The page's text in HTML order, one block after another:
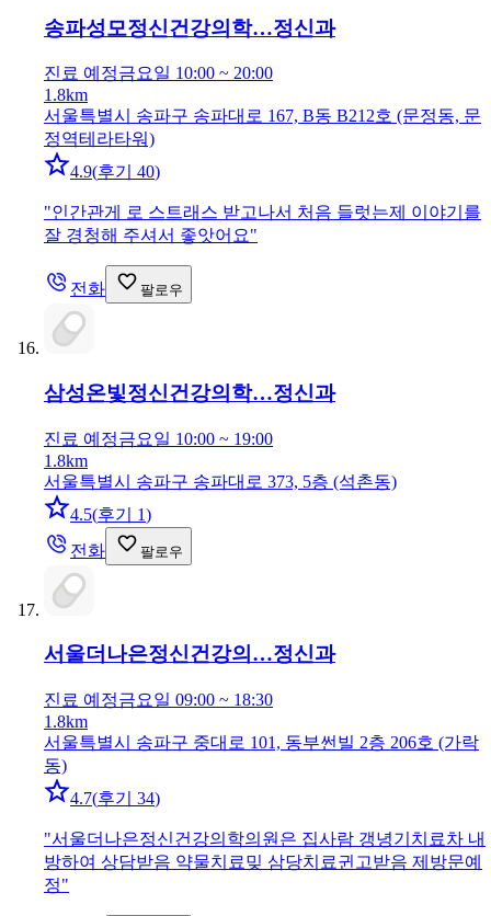
송파성모정신건강의학…정신과
진료 예정금요일 10:00 ~ 20:00
1.8km
서울특별시 송파구 송파대로 167, B동 B212호 (문정동, 문
정역테라타워)
4.9(후기 40)
"인간관게 로 스트래스 받고나서 처음 들럿는제 이야기를
잘 경청해 주셔서 좋앗어요"
전화 팔로우
삼성온빛정신건강의학…정신과
진료 예정금요일 10:00 ~ 19:00
1.8km
서울특별시 송파구 송파대로 373, 5층 (석촌동)
4.5(후기 1)
전화
팔로우
서울더나은정신건강의…정신과
진료 예정금요일 09:00 ~ 18:30
1.8km
서울특별시 송파구 중대로 101, 동부썬빌 2층 206호 (가락
동)
4.7(후기 34)
"서울더나은정신건강의학의원은 집사람 갱녕기치료차 내
방하여 상담받음 약물치료밎 삼당치료귄고받음 제방문예
정"